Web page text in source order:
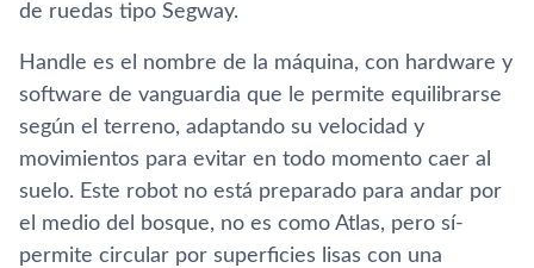
de ruedas tipo Segway.
Handle es el nombre de la máquina, con hardware y
software de vanguardia que le permite equilibrarse
según el terreno, adaptando su velocidad y
movimientos para evitar en todo momento caer al
suelo. Este robot no está preparado para andar por
el medio del bosque, no es como Atlas, pero sí­
permite circular por superficies lisas con una